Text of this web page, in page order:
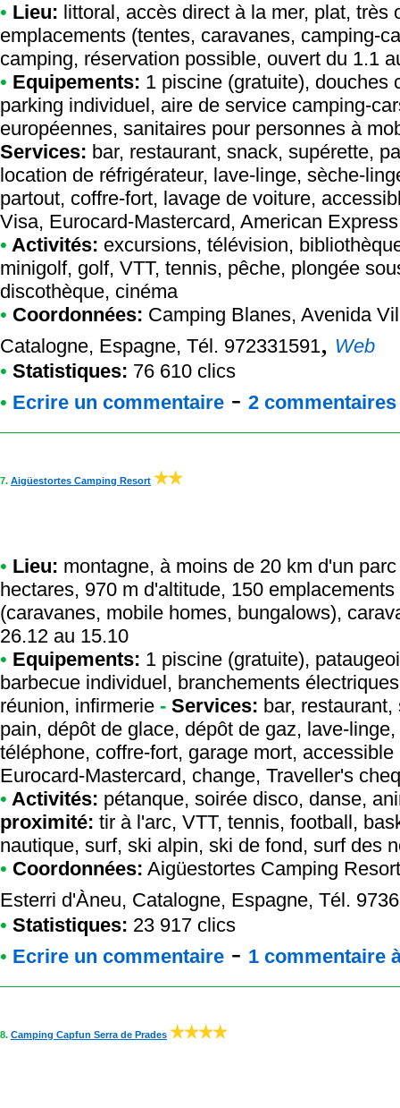
• Lieu: littoral, accès direct à la mer, plat, très
emplacements (tentes, caravanes, camping-
camping, réservation possible, ouvert du 1.1
• Equipements: 1 piscine (gratuite), douches
parking individuel, aire de service camping-
européennes, sanitaires pour personnes à
Services: bar, restaurant, snack, supérette,
location de réfrigérateur, lave-linge, sèche-
partout, coffre-fort, lavage de voiture,
Visa, Eurocard-Mastercard, American
• Activités: excursions, télévision,
minigolf, golf, VTT, tennis, pêche, plongée
discothèque, cinéma
• Coordonnées: Camping Blanes, Avenida
Catalogne, Espagne, Tél. 972331591, Web
• Statistiques: 76 610 clics
• Ecrire un commentaire - 2
7. Aigüestortes Camping Resort
• Lieu: montagne, à moins de 20 km d'un
hectares, 970 m d'altitude, 150
(caravanes, mobile homes, bungalows),
26.12 au 15.10
• Equipements: 1 piscine (gratuite),
barbecue individuel, branchements
réunion, infirmerie - Services: bar,
pain, dépôt de glace, dépôt de gaz, lave-
téléphone, coffre-fort, garage mort,
Eurocard-Mastercard, change, Traveller's
• Activités: pétanque, soirée disco, danse,
proximité: tir à l'arc, VTT, tennis, football,
nautique, surf, ski alpin, ski de fond, surf des
• Coordonnées: Aigüestortes Camping Resort
Esterri d'Àneu, Catalogne, Espagne, Tél.
• Statistiques: 23 917 clics
• Ecrire un commentaire - 1 commentaire
8. Camping Capfun Serra de Prades